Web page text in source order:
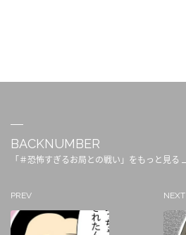
BACKNUMBER
「＃恐怖すぎるお局との戦い」をもっと見る
PREV NEXT